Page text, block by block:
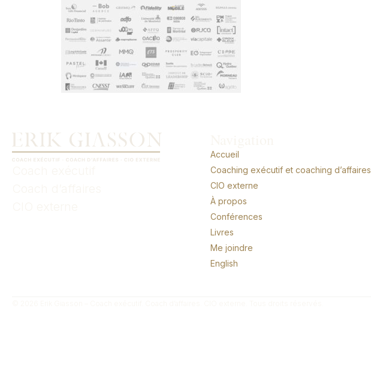
Accueil
Coaching exécutif et coaching d’affaires
CIO externe
À propos
Conférences
Livres
Me joindre
English